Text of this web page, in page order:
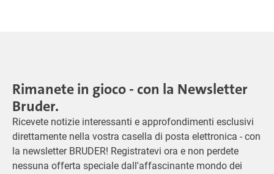
Rimanete in gioco - con la Newsletter
Bruder.
Ricevete notizie interessanti e approfondimenti esclusivi
direttamente nella vostra casella di posta elettronica - con
la newsletter BRUDER! Registratevi ora e non perdete
nessuna offerta speciale dall'affascinante mondo dei